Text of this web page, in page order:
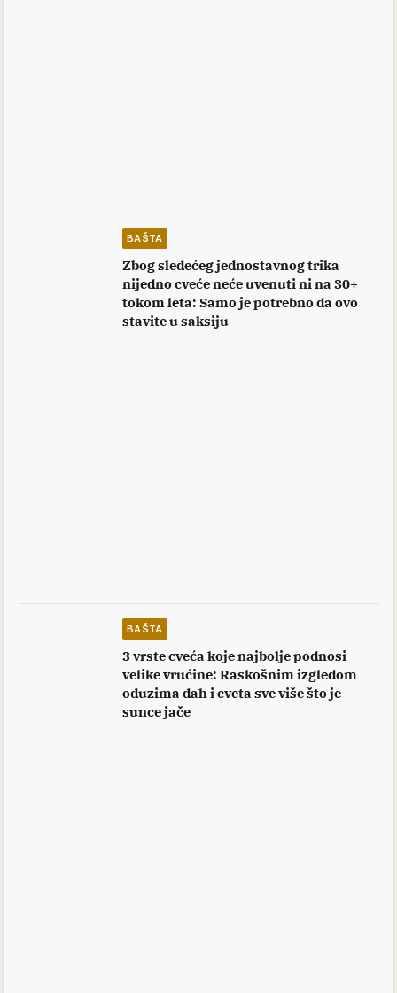
BAŠTA
Zbog sledećeg jednostavnog trika
nijedno cveće neće uvenuti ni na 30+
tokom leta: Samo je potrebno da ovo
stavite u saksiju
BAŠTA
3 vrste cveća koje najbolje podnosi
velike vrućine: Raskošnim izgledom
oduzima dah i cveta sve više što je
sunce jače